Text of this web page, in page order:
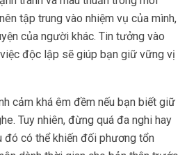
tập trung vào nhiệm vụ của mình,
của người khác. Tin tưởng vào
độc lập sẽ giúp bạn giữ vững vị
cảm khá êm đềm nếu bạn biết giữ
Tuy nhiên, đừng quá đa nghi hay
đó có thể khiến đối phương tổn